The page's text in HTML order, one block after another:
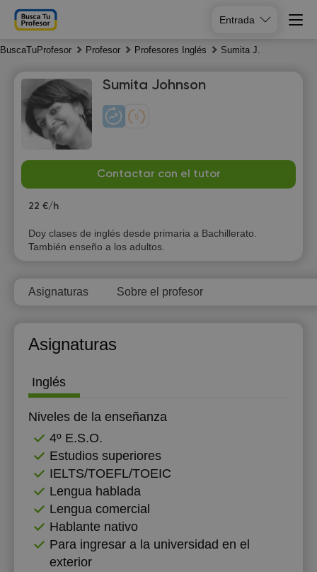
Entrada
BuscaTuProfesor Profesor Profesores Inglés Sumita J.
Sumita Johnson
Contactar con el tutor
22 €/h
Doy clases de inglés desde primaria a Bachillerato.
También enseño a los adultos.
Asignaturas Sobre el profesor
Asignaturas
Inglés
Niveles de la enseñanza
4º E.S.O.
Estudios superiores
IELTS/TOEFL/TOEIC
Lengua hablada
Lengua comercial
Hablante nativo
Para ingresar a la universidad en el
exterior
7
Sa
8
Su
9
10